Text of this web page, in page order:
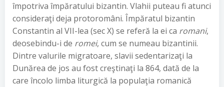
împotriva împăratului bizantin. Vlahii puteau fi atunci
consideraţi deja protoromâni. Împăratul bizantin
Constantin al VII-lea (sec X) se referă la ei ca romani,
deosebindu-i de romei, cum se numeau bizantinii.
Dintre valurile migratoare, slavii sedentarizaţi la
Dunărea de jos au fost creştinaţi la 864, dată de la
care încolo limba liturgică la populaţia romanică